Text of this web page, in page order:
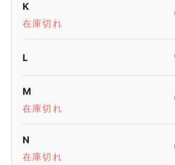
K
在庫切れ
L
M
在庫切れ
N
在庫切れ